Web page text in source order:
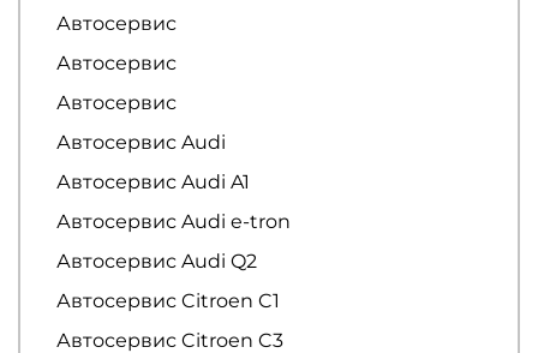
Автосервис
Автосервис
Автосервис
Автосервис Audi
Автосервис Audi A1
Автосервис Audi e-tron
Автосервис Audi Q2
Автосервис Citroen C1
Автосервис Citroen C3